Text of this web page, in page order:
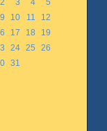
2 3 4
5
9 10 11
12
17 18
19
24 25
26
31